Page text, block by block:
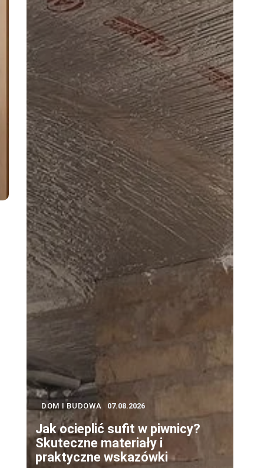
DOM I BUDOWA 07.08.2026
Jak ocieplić sufit w piwnicy?
Skuteczne materiały i
praktyczne wskazówki